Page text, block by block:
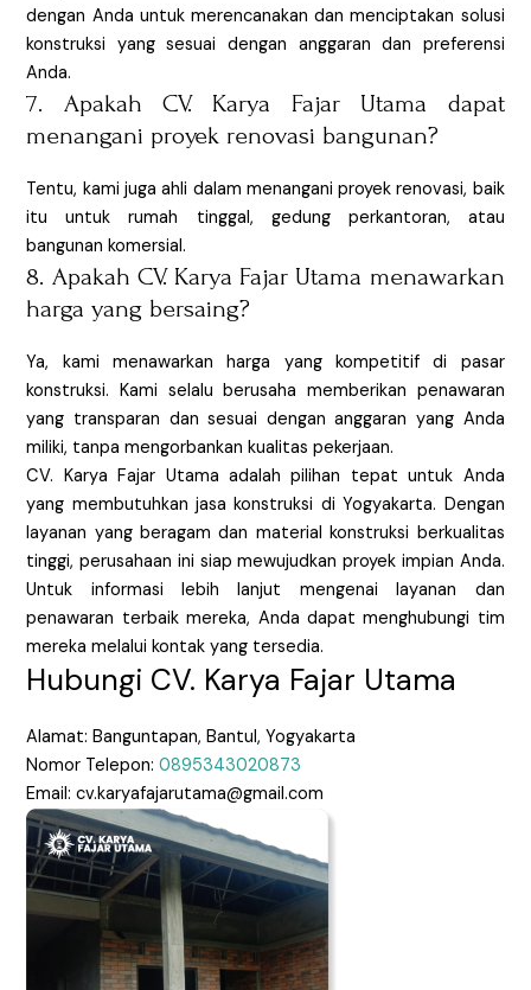
dengan Anda untuk merencanakan dan menciptakan solusi
konstruksi yang sesuai dengan anggaran dan preferensi
Anda.
7. Apakah CV. Karya Fajar Utama dapat
menangani proyek renovasi bangunan?
Tentu, kami juga ahli dalam menangani proyek renovasi, baik
itu untuk rumah tinggal, gedung perkantoran, atau
bangunan komersial.
8. Apakah CV. Karya Fajar Utama menawarkan
harga yang bersaing?
Ya, kami menawarkan harga yang kompetitif di pasar
konstruksi. Kami selalu berusaha memberikan penawaran
yang transparan dan sesuai dengan anggaran yang Anda
miliki, tanpa mengorbankan kualitas pekerjaan.
CV. Karya Fajar Utama adalah pilihan tepat untuk Anda
yang membutuhkan jasa konstruksi di Yogyakarta. Dengan
layanan yang beragam dan material konstruksi berkualitas
tinggi, perusahaan ini siap mewujudkan proyek impian Anda.
Untuk informasi lebih lanjut mengenai layanan dan
penawaran terbaik mereka, Anda dapat menghubungi tim
mereka melalui kontak yang tersedia.
Hubungi CV. Karya Fajar Utama
Alamat: Banguntapan, Bantul, Yogyakarta
Nomor Telepon:0895343020873
Email: cv.karyafajarutama@gmail.com